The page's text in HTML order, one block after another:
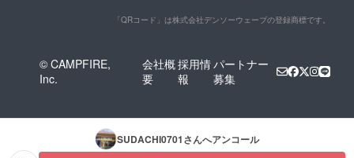
「QRコード」は株式会社デンソーウェーブの登録商標です。
© CAMPFIRE,
Inc.
会社概
要
採用情
報
パートナー
募集
SUDACHI0701さんへアンコール